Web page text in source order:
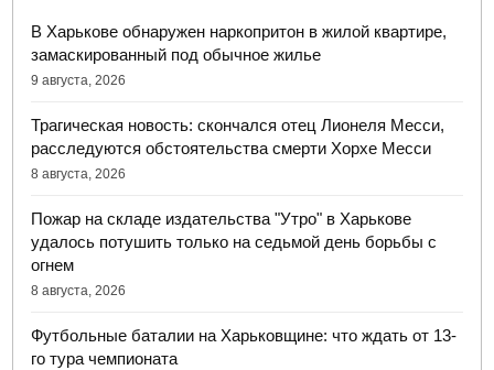
В Харькове обнаружен наркопритон в жилой квартире,
замаскированный под обычное жилье
9 августа, 2026
Трагическая новость: скончался отец Лионеля Месси,
расследуются обстоятельства смерти Хорхе Месси
8 августа, 2026
Пожар на складе издательства "Утро" в Харькове
удалось потушить только на седьмой день борьбы с
огнем
8 августа, 2026
Футбольные баталии на Харьковщине: что ждать от 13-
го тура чемпионата